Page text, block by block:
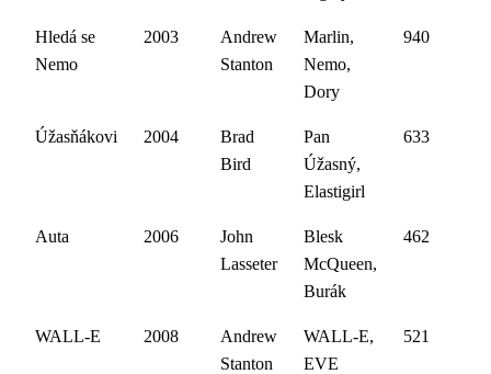
Hledá se
Nemo
2003
Andrew
Stanton
Marlin,
Nemo,
Dory
940
Úžasňákovi 2004
Brad
Bird
Pan
Úžasný,
Elastigirl
633
Auta 2006
John
Lasseter
Blesk
McQueen,
Burák
462
WALL-E 2008
Andrew
Stanton
WALL-E,
EVE
521